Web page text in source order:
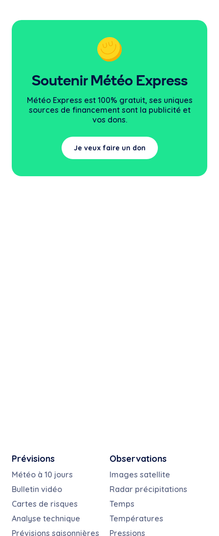
Soutenir Météo Express
Météo Express est 100% gratuit, ses uniques
sources de financement sont la publicité et
vos dons.
Je veux faire un don
Prévisions
Météo à 10 jours
Bulletin vidéo
Cartes de risques
Analyse technique
Prévisions saisonnières
Observations
Images satellite
Radar précipitations
Temps
Températures
Pressions